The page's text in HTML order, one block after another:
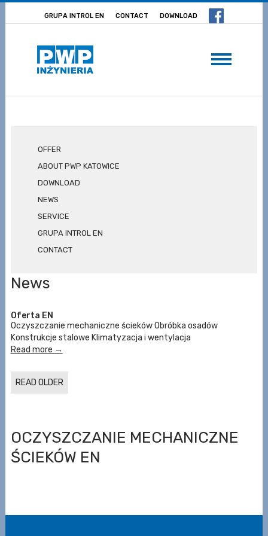
GRUPA INTROL EN CONTACT DOWNLOAD
OFFER
ABOUT PWP KATOWICE
DOWNLOAD
NEWS
SERVICE
GRUPA INTROL EN
CONTACT
News
Oferta EN
Oczyszczanie mechaniczne ścieków Obróbka osadów
Konstrukcje stalowe Klimatyzacja i wentylacja
Read more →
READ OLDER
OCZYSZCZANIE MECHANICZNE
ŚCIEKÓW EN